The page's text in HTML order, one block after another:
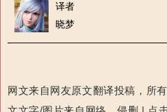
译者
晓梦
网文来自网友原文翻译投稿，所